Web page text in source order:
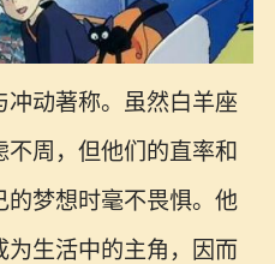
冲动著称。虽然白羊座
周，但他们的直率和
的梦想时毫不畏惧。他
为生活中的主角，因而